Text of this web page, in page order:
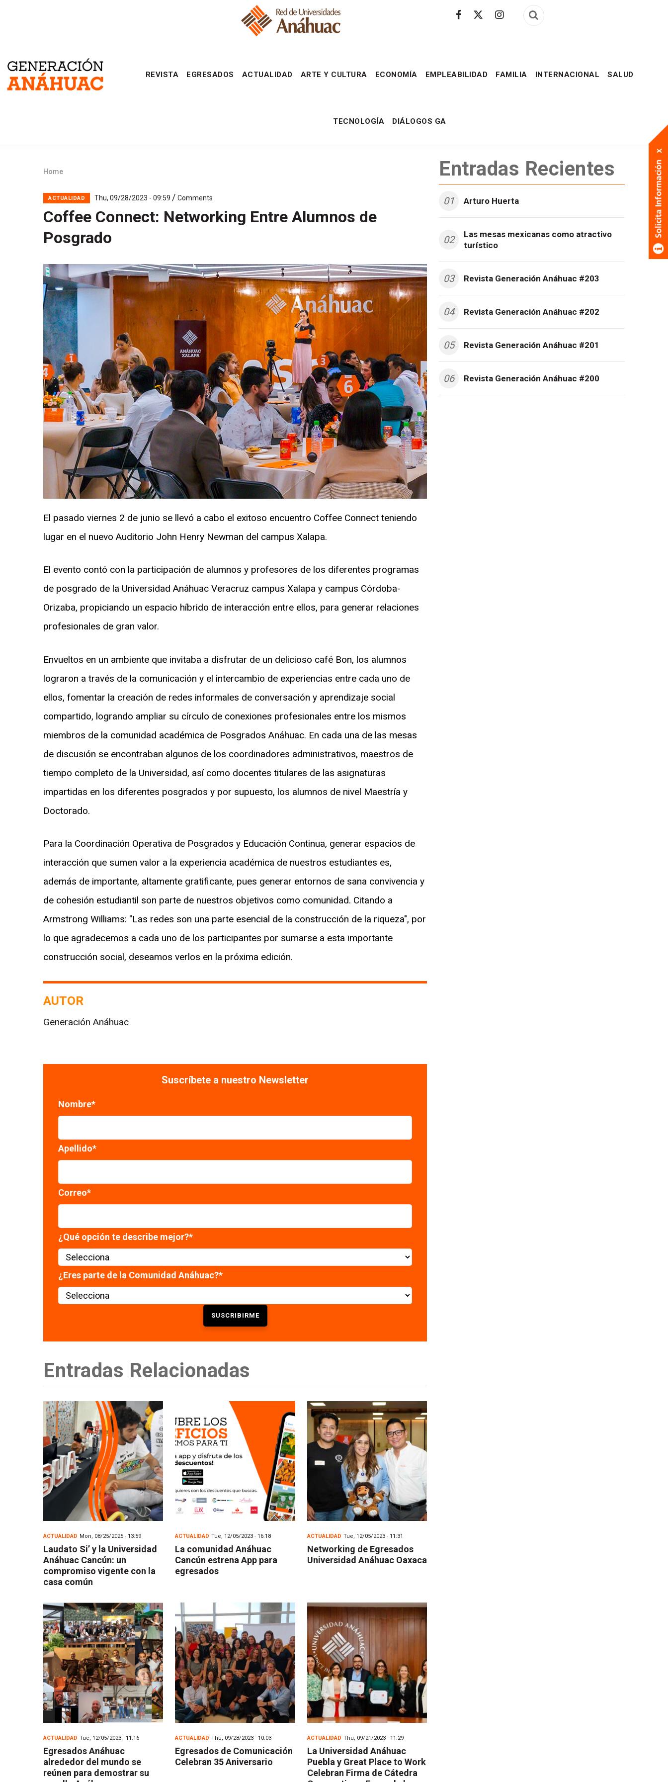
content
Generación
REVISTA EGRESADOS ACTUALIDAD ARTE Y CULTURA ECONOMÍA EMPLEABILIDAD FAMILIA INTERNACIONAL SALUD
TECNOLOGÍA DIÁLOGOS GA
Breadcrumb
Home
ACTUALIDAD Thu, 09/28/2023 - 09:59 / Comments
Coffee Connect: Networking Entre Alumnos de
Posgrado
El pasado viernes 2 de junio se llevó a cabo el exitoso encuentro Coffee Connect teniendo
lugar en el nuevo Auditorio John Henry Newman del campus Xalapa.
El evento contó con la participación de alumnos y profesores de los diferentes programas
de posgrado de la Universidad Anáhuac Veracruz campus Xalapa y campus Córdoba-
Orizaba, propiciando un espacio híbrido de interacción entre ellos, para generar relaciones
profesionales de gran valor.
Envueltos en un ambiente que invitaba a disfrutar de un delicioso café Bon, los alumnos
lograron a través de la comunicación y el intercambio de experiencias entre cada uno de
ellos, fomentar la creación de redes informales de conversación y aprendizaje social
compartido, logrando ampliar su círculo de conexiones profesionales entre los mismos
miembros de la comunidad académica de Posgrados Anáhuac. En cada una de las mesas
de discusión se encontraban algunos de los coordinadores administrativos, maestros de
tiempo completo de la Universidad, así como docentes titulares de las asignaturas
impartidas en los diferentes posgrados y por supuesto, los alumnos de nivel Maestría y
Doctorado.
Para la Coordinación Operativa de Posgrados y Educación Continua, generar espacios de
interacción que sumen valor a la experiencia académica de nuestros estudiantes es,
además de importante, altamente gratificante, pues generar entornos de sana convivencia y
de cohesión estudiantil son parte de nuestros objetivos como comunidad. Citando a
Armstrong Williams: "Las redes son una parte esencial de la construcción de la riqueza", por
lo que agradecemos a cada uno de los participantes por sumarse a esta importante
construcción social, deseamos verlos en la próxima edición.
AUTOR
Generación Anáhuac
Suscríbete a nuestro Newsletter
Nombre*
Apellido*
Correo*
¿Qué opción te describe mejor?*
¿Eres parte de la Comunidad Anáhuac?*
Entradas Relacionadas
ACTUALIDAD Mon, 08/25/2025 - 13:59
Laudato Si’ y la Universidad
Anáhuac Cancún: un
compromiso vigente con la
casa común
ACTUALIDAD Tue, 12/05/2023 - 16:18
La comunidad Anáhuac
Cancún estrena App para
egresados
ACTUALIDAD Tue, 12/05/2023 - 11:31
Networking de Egresados
Universidad Anáhuac Oaxaca
ACTUALIDAD Tue, 12/05/2023 - 11:16
Egresados Anáhuac
alrededor del mundo se
reúnen para demostrar su
ACTUALIDAD Thu, 09/28/2023 - 10:03
Egresados de Comunicación
Celebran 35 Aniversario
ACTUALIDAD Thu, 09/21/2023 - 11:29
La Universidad Anáhuac
Puebla y Great Place to Work
Celebran Firma de Cátedra
Entradas Recientes
01 Arturo Huerta
02
Las mesas mexicanas como atractivo
turístico
03 Revista Generación Anáhuac #203
04 Revista Generación Anáhuac #202
05 Revista Generación Anáhuac #201
06 Revista Generación Anáhuac #200